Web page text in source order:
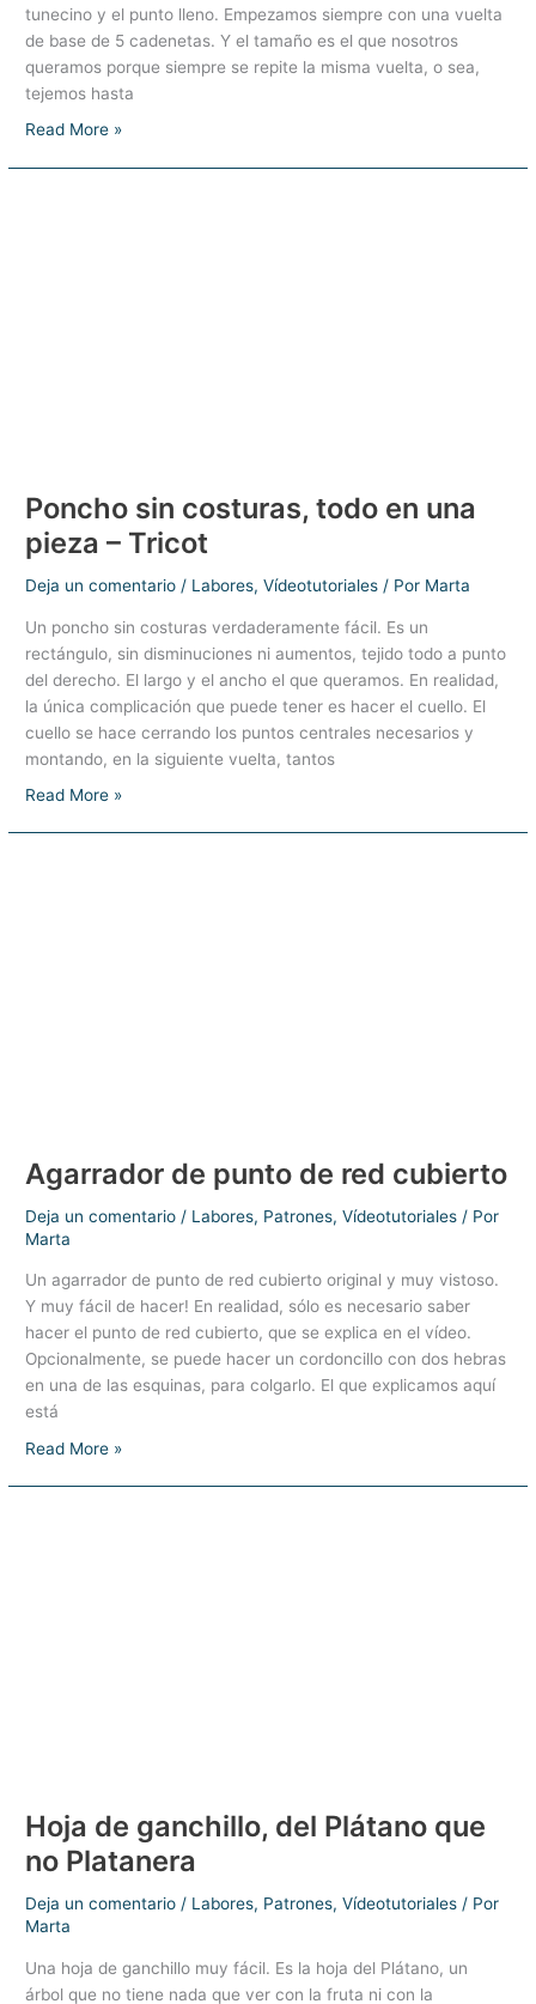
tunecino y el punto lleno. Empezamos siempre con una vuelta
de base de 5 cadenetas. Y el tamaño es el que nosotros
queramos porque siempre se repite la misma vuelta, o sea,
tejemos hasta
Chal
Read More »
Poncho sin costuras, todo en una
pieza – Tricot
Deja un comentario / Labores,Vídeotutoriales / Por Marta
Un poncho sin costuras verdaderamente fácil. Es un
rectángulo, sin disminuciones ni aumentos, tejido todo a punto
del derecho. El largo y el ancho el que queramos. En realidad,
la única complicación que puede tener es hacer el cuello. El
cuello se hace cerrando los puntos centrales necesarios y
montando, en la siguiente vuelta, tantos
Poncho
Read More »
Agarrador de punto de red cubierto
Deja un comentario / Labores, Patrones,Vídeotutoriales / Por
Marta
Un agarrador de punto de red cubierto original y muy vistoso.
Y muy fácil de hacer! En realidad, sólo es necesario saber
hacer el punto de red cubierto, que se explica en el vídeo.
Opcionalmente, se puede hacer un cordoncillo con dos hebras
en una de las esquinas, para colgarlo. El que explicamos aquí
está
Agarrador
Read More »
Hoja de ganchillo, del Plátano que
no Platanera
Deja un comentario / Labores, Patrones,Vídeotutoriales / Por
Marta
Una hoja de ganchillo muy fácil. Es la hoja del Plátano, un
árbol que no tiene nada que ver con la fruta ni con la